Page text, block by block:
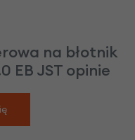
na błotnik
EB JST opinie